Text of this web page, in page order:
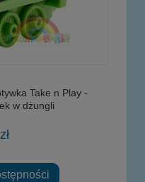
Take n Play -
w dżungli